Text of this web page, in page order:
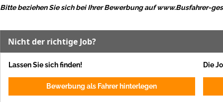
Bitte beziehen Sie sich bei Ihrer Bewerbung auf www.Busfahrer-
Nicht der richtige Job?
Lassen Sie sich finden!
Bewerbung als Fahrer hinterlegen
Die